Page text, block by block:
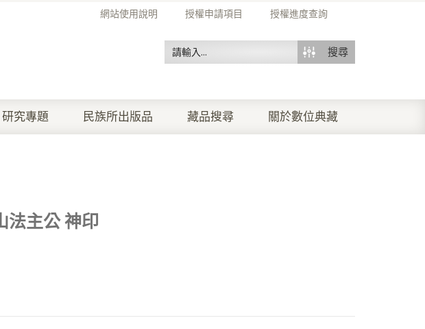
網站使用說明 授權申請項目 授權進度查詢
搜尋
研究專題 民族所出版品 藏品搜尋 關於數位典藏
法主公 神印